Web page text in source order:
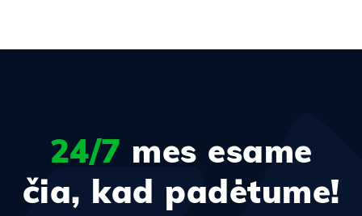
24/7 mes esame
čia, kad padėtume!